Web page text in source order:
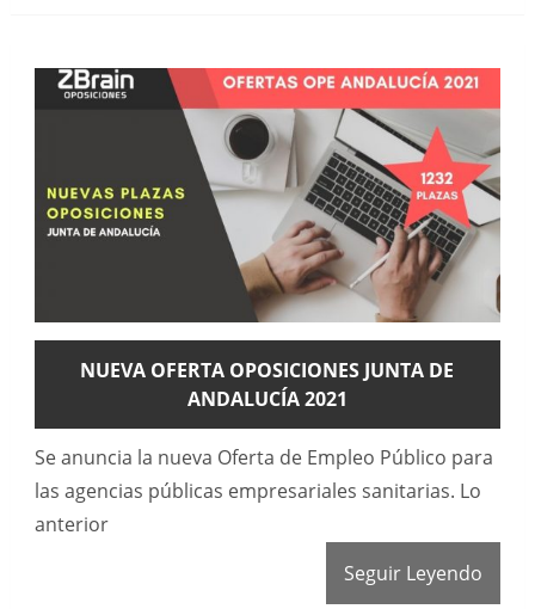
NUEVA OFERTA OPOSICIONES JUNTA DE
ANDALUCÍA 2021
Se anuncia la nueva Oferta de Empleo Público para
las agencias públicas empresariales sanitarias. Lo
anterior
Seguir Leyendo